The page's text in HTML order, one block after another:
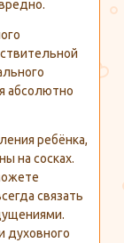
абсолютно
ребёнка,
на сосках.
связать
духовного